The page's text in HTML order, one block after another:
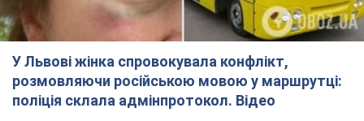
У Львові жінка спровокувала конфлікт,
розмовляючи російською мовою у маршрутці:
поліція склала адмінпротокол. Відео